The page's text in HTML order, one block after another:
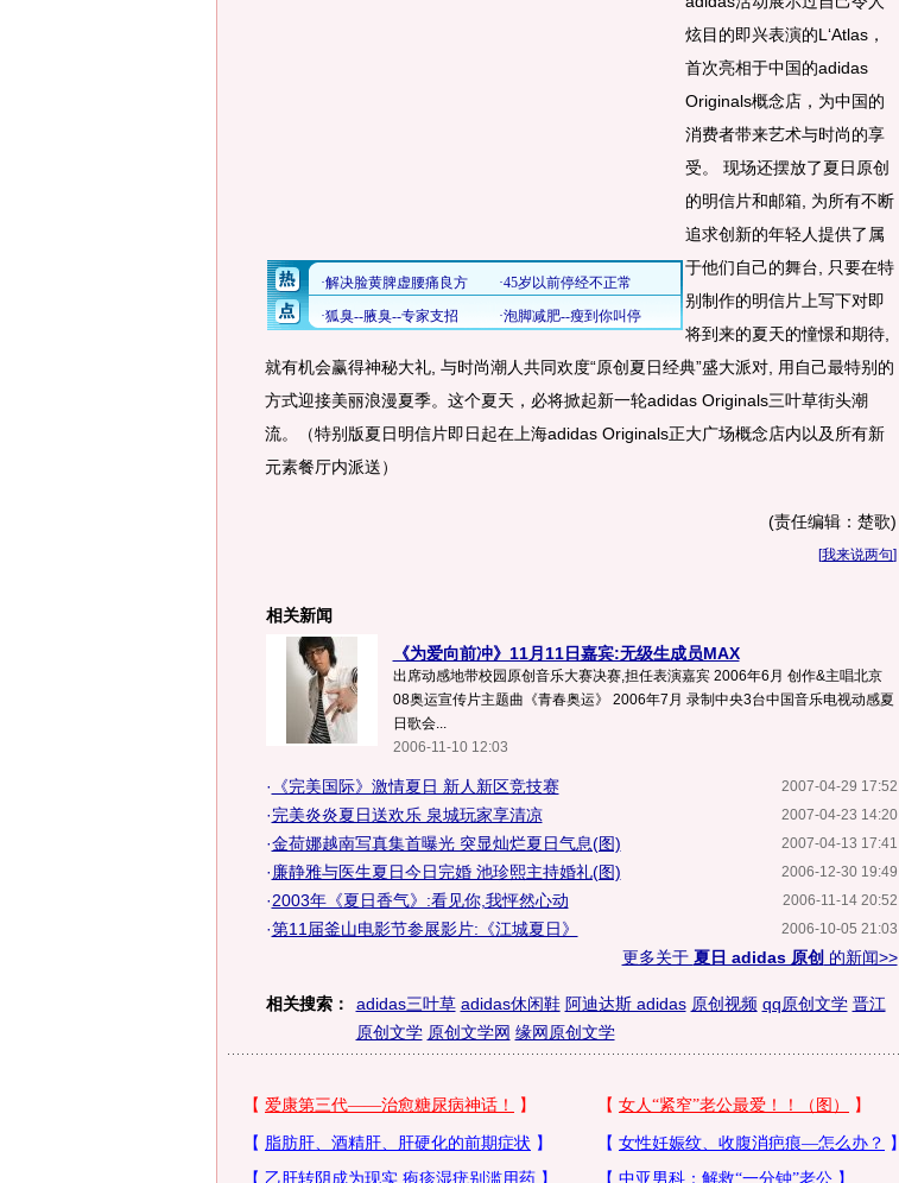
炫目的即兴表演的L‘Atlas，
首次亮相于中国的adidas
Originals概念店，为中国的
消费者带来艺术与时尚的享
受。 现场还摆放了夏日原创
的明信片和邮箱, 为所有不断
追求创新的年轻人提供了属
于他们自己的舞台, 只要在特
别制作的明信片上写下对即
将到来的夏天的憧憬和期待,
就有机会赢得神秘大礼, 与时尚潮人共同欢度“原创夏日经典”盛大派对, 用自己最特别的
方式迎接美丽浪漫夏季。这个夏天，必将掀起新一轮adidas Originals三叶草街头潮
流。（特别版夏日明信片即日起在上海adidas Originals正大广场概念店内以及所有新
元素餐厅内派送）
(责任编辑：楚歌)
[我来说两句]
相关新闻
《为爱向前冲》11月11日嘉宾:无级生成员MAX
出席动感地带校园原创音乐大赛决赛,担任表演嘉宾 2006年6月 创作&主唱北京
08奥运宣传片主题曲《青春奥运》 2006年7月 录制中央3台中国音乐电视动感夏
日歌会...
2006-11-10 12:03
2007-04-29 17:52
· 《完美国际》激情夏日 新人新区竞技赛
2007-04-23 14:20
·完美炎炎夏日送欢乐 泉城玩家享清凉
2007-04-13 17:41
·金荷娜越南写真集首曝光 突显灿烂夏日气息(图)
2006-12-30 19:49
·廉静雅与医生夏日今日完婚 池珍熙主持婚礼(图)
2006-11-14 20:52
·2003年《夏日香气》:看见你,我怦然心动
2006-10-05 21:03
·第11届釜山电影节参展影片:《江城夏日》
更多关于 夏日 adidas 原创 的新闻>>
相关搜索： adidas三叶草 adidas休闲鞋 阿迪达斯 adidas 原创视频 qq原创文学 晋江
原创文学 原创文学网 缘网原创文学